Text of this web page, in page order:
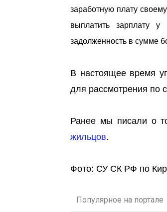
заработную плату
выплатить зарплату у
задолженность в сумме
В настоящее время
для рассмотрения по
Ранее мы писали о
жильцов.
Фото: СУ СК РФ по
Популярное на портале